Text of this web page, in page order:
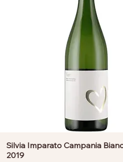
Silvia Imparato Campania
2019